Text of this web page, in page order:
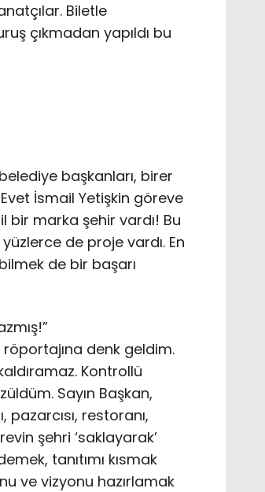
Biletle
çıkmadan yapıldı bu
başkanları, birer
İsmail Yetişkin göreve
bir marka şehir vardı! Bu
de proje vardı. En
de bir başarı
denk geldim.
Kontrollü
Sayın Başkan,
restoranı,
şehri ‘saklayarak’
tanıtımı kısmak
ve vizyonu hazırlamak